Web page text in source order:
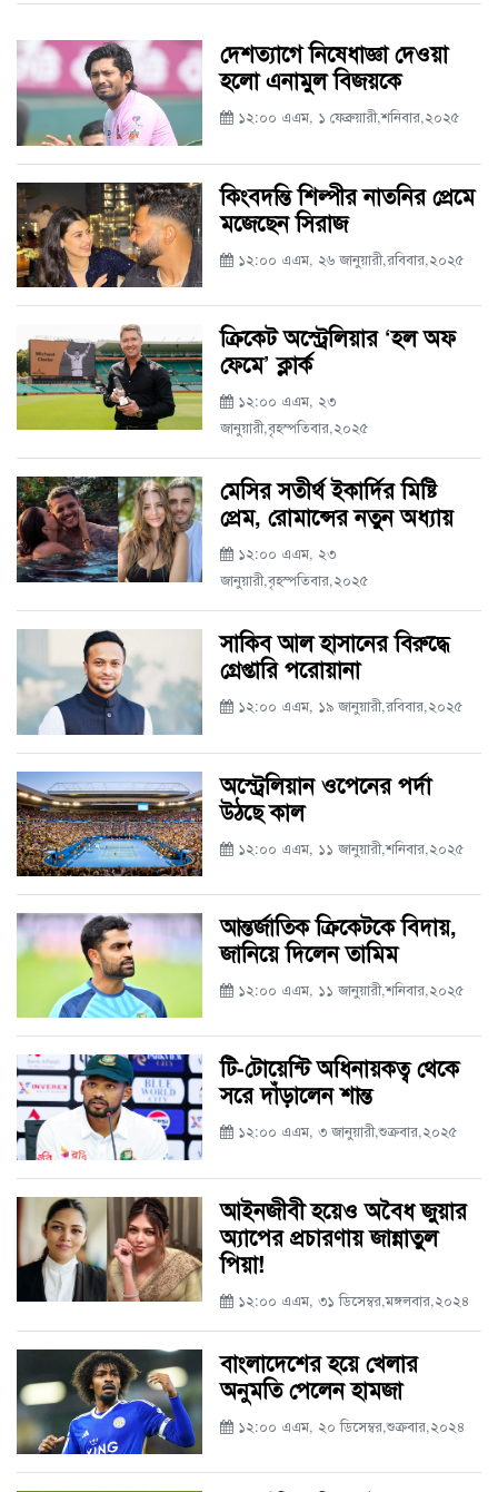
দেশত্যাগে নিষেধাজ্ঞা দেওয়া
হলো এনামুল বিজয়কে
১২:০০ এএম, ১ ফেব্রুয়ারী,শনিবার,২০২৫
কিংবদন্তি শিল্পীর নাতনির প্রেমে
মজেছেন সিরাজ
১২:০০ এএম, ২৬ জানুয়ারী,রবিবার,২০২৫
ক্রিকেট অস্ট্রেলিয়ার ‘হল অফ
ফেমে’ ক্লার্ক
১২:০০ এএম, ২৩
জানুয়ারী,বৃহস্পতিবার,২০২৫
মেসির সতীর্থ ইকার্দির মিষ্টি
প্রেম, রোমান্সের নতুন অধ্যায়
১২:০০ এএম, ২৩
জানুয়ারী,বৃহস্পতিবার,২০২৫
সাকিব আল হাসানের বিরুদ্ধে
গ্রেপ্তারি পরোয়ানা
১২:০০ এএম, ১৯ জানুয়ারী,রবিবার,২০২৫
অস্ট্রেলিয়ান ওপেনের পর্দা
উঠছে কাল
১২:০০ এএম, ১১ জানুয়ারী,শনিবার,২০২৫
আন্তর্জাতিক ক্রিকেটকে বিদায়,
জানিয়ে দিলেন তামিম
১২:০০ এএম, ১১ জানুয়ারী,শনিবার,২০২৫
টি-টোয়েন্টি অধিনায়কত্ব থেকে
সরে দাঁড়ালেন শান্ত
১২:০০ এএম, ৩ জানুয়ারী,শুক্রবার,২০২৫
আইনজীবী হয়েও অবৈধ জুয়ার
অ্যাপের প্রচারণায় জান্নাতুল
পিয়া!
১২:০০ এএম, ৩১ ডিসেম্বর,মঙ্গলবার,২০২৪
বাংলাদেশের হয়ে খেলার
অনুমতি পেলেন হামজা
১২:০০ এএম, ২০ ডিসেম্বর,শুক্রবার,২০২৪